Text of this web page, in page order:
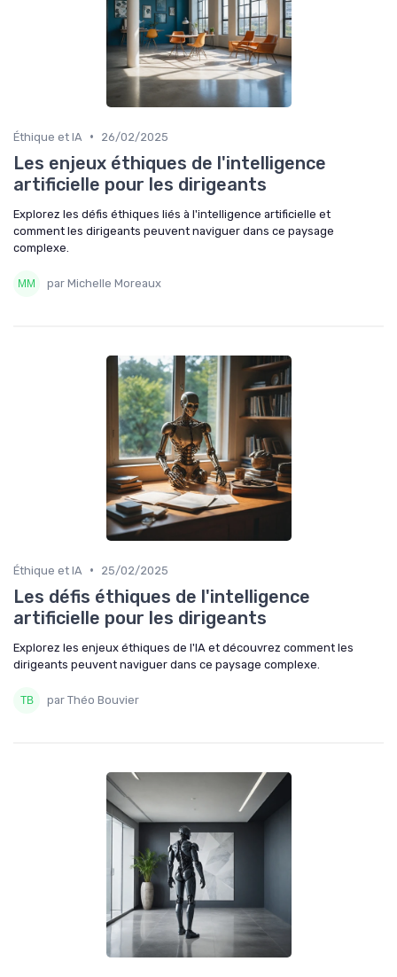
Éthique et IA • 26/02/2025
Les enjeux éthiques de l'intelligence
artificielle pour les dirigeants
Explorez les défis éthiques liés à l'intelligence artificielle et
comment les dirigeants peuvent naviguer dans ce paysage
complexe.
par Michelle Moreaux
Éthique et IA • 25/02/2025
Les défis éthiques de l'intelligence
artificielle pour les dirigeants
Explorez les enjeux éthiques de l'IA et découvrez comment les
dirigeants peuvent naviguer dans ce paysage complexe.
par Théo Bouvier